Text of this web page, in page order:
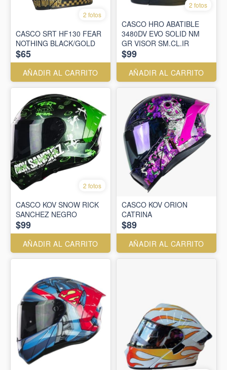
2 fotos
CASCO SRT HF130 FEAR
NOTHING BLACK/GOLD
$65
AÑADIR AL CARRITO
2 fotos
CASCO HRO ABATIBLE
3480DV EVO SOLID NM
GR VISOR SM.CL.IR
$99
AÑADIR AL CARRITO
2 fotos
CASCO KOV SNOW RICK
SANCHEZ NEGRO
$99
AÑADIR AL CARRITO
CASCO KOV ORION
CATRINA
$89
AÑADIR AL CARRITO